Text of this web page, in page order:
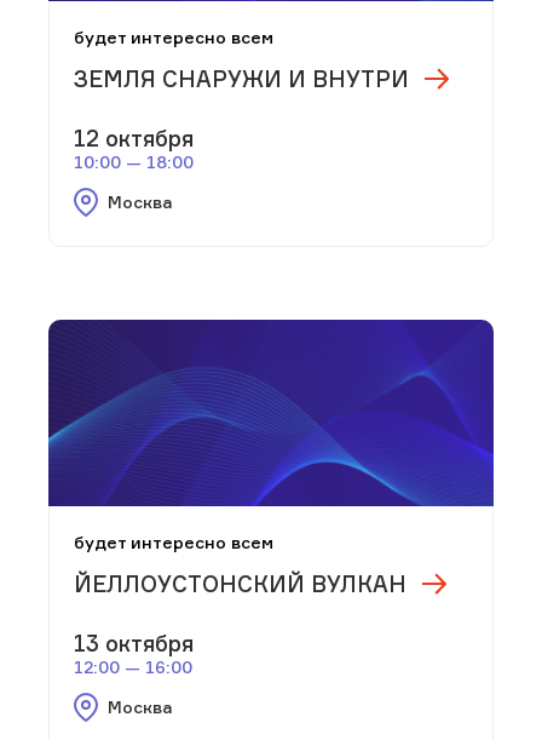
будет интересно всем
ЗЕМЛЯ СНАРУЖИ И ВНУТРИ
12 октября
10:00 — 18:00
Москва
будет интересно всем
ЙЕЛЛОУСТОНСКИЙ ВУЛКАН
13 октября
12:00 — 16:00
Москва